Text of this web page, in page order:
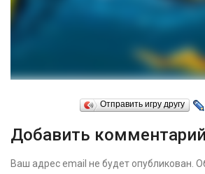
Отправить игру другу
Добавить комментарий
Ваш адрес email не будет опубликован.